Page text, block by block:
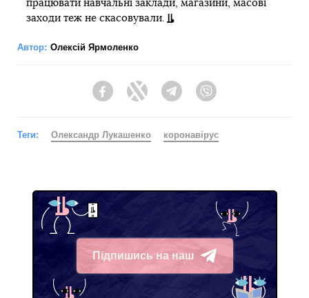
працювати навчальні заклади, магазини, масові
заходи теж не скасовували.
Автор: Олексій Ярмоленко
FacebookTwitter Telegram
Теги: Олександр Лукашенко коронавірус
Підпишись на наш
Telegram